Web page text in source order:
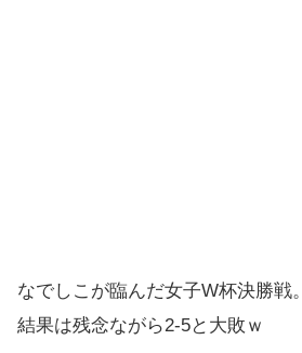
なでしこが臨んだ女子W杯決勝戦。
結果は残念ながら2-5と大敗ｗ